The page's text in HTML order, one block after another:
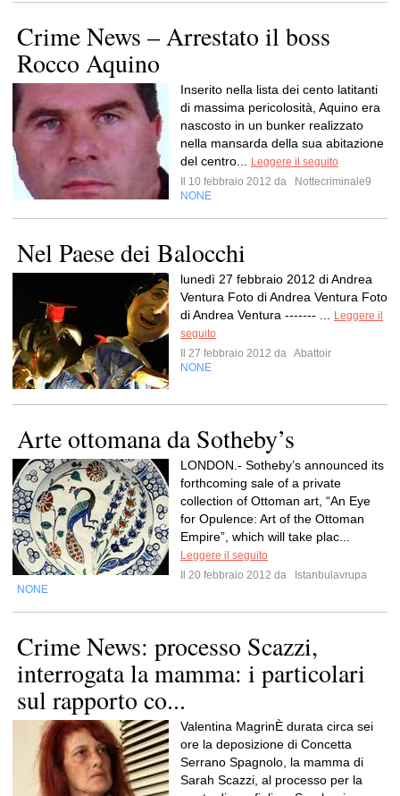
Crime News – Arrestato il boss
Rocco Aquino
Inserito nella lista dei cento latitanti
di massima pericolosità, Aquino era
nascosto in un bunker realizzato
nella mansarda della sua abitazione
del centro...
Leggere il seguito
Il 10 febbraio 2012 da
Nottecriminale9
NONE
Nel Paese dei Balocchi
lunedì 27 febbraio 2012 di Andrea
Ventura Foto di Andrea Ventura Foto
di Andrea Ventura ------- ...
Leggere il
seguito
Il 27 febbraio 2012 da Abattoir
NONE
Arte ottomana da Sotheby’s
LONDON.- Sotheby’s announced its
forthcoming sale of a private
collection of Ottoman art, “An Eye
for Opulence: Art of the Ottoman
Empire”, which will take plac...
Leggere il seguito
Il 20 febbraio 2012 da
Istanbulavrupa
NONE
Crime News: processo Scazzi,
interrogata la mamma: i particolari
sul rapporto co...
Valentina MagrinÈ durata circa sei
ore la deposizione di Concetta
Serrano Spagnolo, la mamma di
Sarah Scazzi, al processo per la